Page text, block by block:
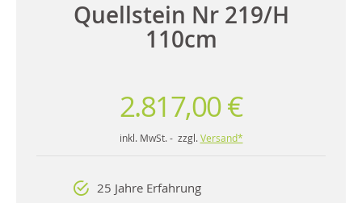
Quellstein Nr 219/H
110cm
2.817,00 €
inkl. MwSt. - zzgl. Versand*
25 Jahre Erfahrung